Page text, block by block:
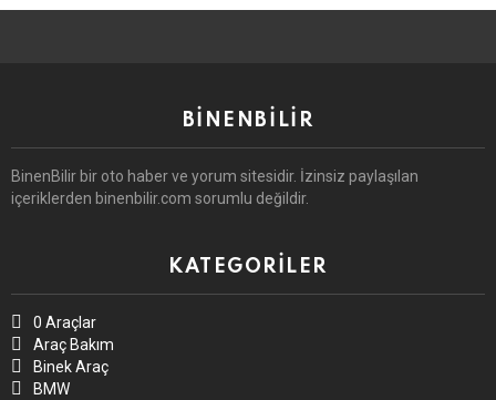
BINENBILIR
BinenBilir bir oto haber ve yorum sitesidir. İzinsiz paylaşılan
içeriklerden binenbilir.com sorumlu değildir.
KATEGORILER
0 Araçlar
Araç Bakım
Binek Araç
BMW